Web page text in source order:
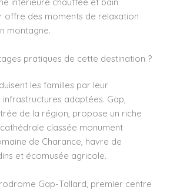
offre des moments de relaxation
montagne.
pratiques de cette destination ?
les familles par leur
adaptées. Gap,
de la région, propose un riche
classée monument
de Charance, havre de
et écomusée agricole.
Gap-Tallard, premier centre